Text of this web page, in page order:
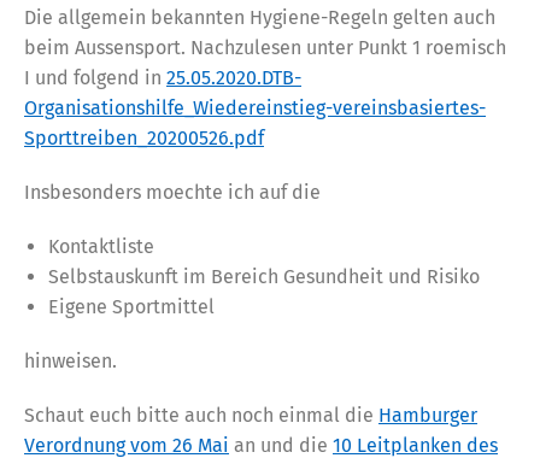
Die allgemein bekannten Hygiene-Regeln gelten auch
beim Aussensport. Nachzulesen unter Punkt 1 roemisch
I und folgend in 25.05.2020.DTB-
Organisationshilfe_Wiedereinstieg-vereinsbasiertes-
Sporttreiben_20200526.pdf
Insbesonders moechte ich auf die
Kontaktliste
Selbstauskunft im Bereich Gesundheit und Risiko
Eigene Sportmittel
hinweisen.
Schaut euch bitte auch noch einmal die Hamburger
Verordnung vom 26 Mai an und die 10 Leitplanken des